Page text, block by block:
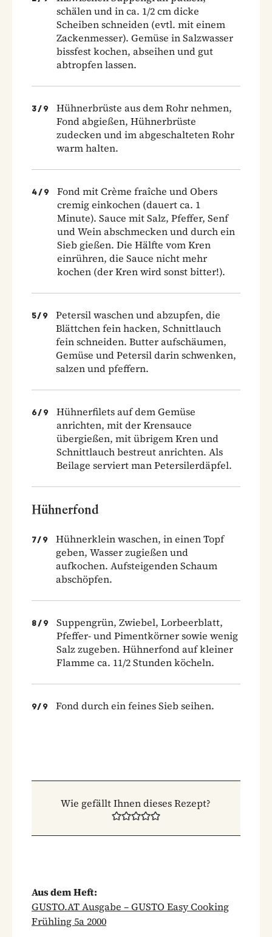
schälen und in ca. 1/2 cm dicke
Scheiben schneiden (evtl. mit einem
Zackenmesser). Gemüse in Salzwasser
bissfest kochen, abseihen und gut
abtropfen lassen.
3 / 9
Hühnerbrüste aus dem Rohr nehmen,
Fond abgießen, Hühnerbrüste
zudecken und im abgeschalteten Rohr
warm halten.
4 / 9
Fond mit Crème fraîche und Obers
cremig einkochen (dauert ca. 1
Minute). Sauce mit Salz, Pfeffer, Senf
und Wein abschmecken und durch ein
Sieb gießen. Die Hälfte vom Kren
einrühren, die Sauce nicht mehr
kochen (der Kren wird sonst bitter!).
5/ 9
Petersil waschen und abzupfen, die
Blättchen fein hacken, Schnittlauch
fein schneiden. Butter aufschäumen,
Gemüse und Petersil darin schwenken,
salzen und pfeffern.
6/ 9
Hühnerfilets auf dem Gemüse
anrichten, mit der Krensauce
übergießen, mit übrigem Kren und
Schnittlauch bestreut anrichten. Als
Beilage serviert man Petersilerdäpfel.
Hühnerfond
7/ 9
Hühnerklein waschen, in einen Topf
geben, Wasser zugießen und
aufkochen. Aufsteigenden Schaum
abschöpfen.
8 / 9
Suppengrün, Zwiebel, Lorbeerblatt,
Pfeffer- und Pimentkörner sowie wenig
Salz zugeben. Hühnerfond auf kleiner
Flamme ca. 11/2 Stunden köcheln.
9/ 9 Fond durch ein feines Sieb seihen.
Wie gefällt Ihnen dieses Rezept?
Aus dem Heft:
GUSTO.AT Ausgabe – GUSTO Easy Cooking
Frühling 5a 2000